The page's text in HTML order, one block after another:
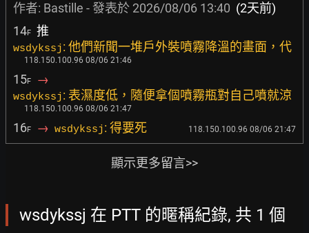
作者: Bastille - 發表於 2026/08/06 13:40 (2天前)
14F 推
wsdykssj: 他們新聞一堆戶外裝噴霧降溫的畫面，代
118.150.100.96 08/06 21:46
15F →
wsdykssj: 表濕度低，隨便拿個噴霧瓶對自己噴就涼
118.150.100.96 08/06 21:47
16F → wsdykssj: 得要死 118.150.100.96 08/06 21:47
顯示更多留言>>
wsdykssj 在 PTT 的暱稱紀錄, 共 1 個